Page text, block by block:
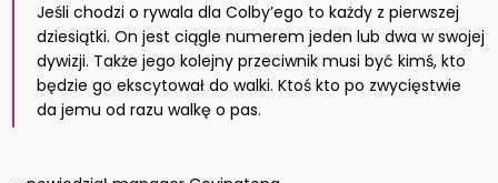
Jeśli chodzi o rywala dla Colby’ego to każdy z pierwszej
dziesiątki. On jest ciągle numerem jeden lub dwa w swojej
dywizji. Także jego kolejny przeciwnik musi być kimś, kto
będzie go ekscytował do walki. Ktoś kto po zwycięstwie
da jemu od razu walkę o pas.